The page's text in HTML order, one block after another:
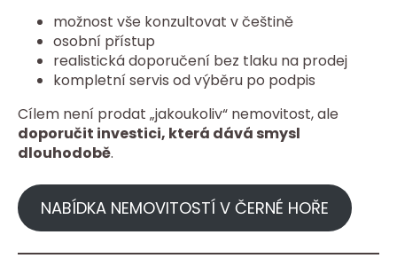
možnost vše konzultovat v češtině
osobní přístup
realistická doporučení bez tlaku na prodej
kompletní servis od výběru po podpis
Cílem není prodat „jakoukoliv“ nemovitost, ale
doporučit investici, která dává smysl
dlouhodobě.
NABÍDKA NEMOVITOSTÍ V ČERNÉ HOŘE